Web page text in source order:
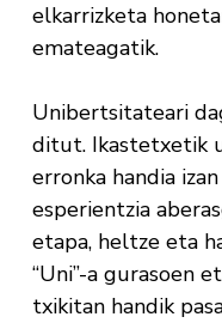
elkarrizketa
emateagatik.
Unibertsitateari
ditut. Ikastetxetik
erronka handia
esperientzia
etapa, heltze eta
“Uni”-a gurasoen
txikitan handik